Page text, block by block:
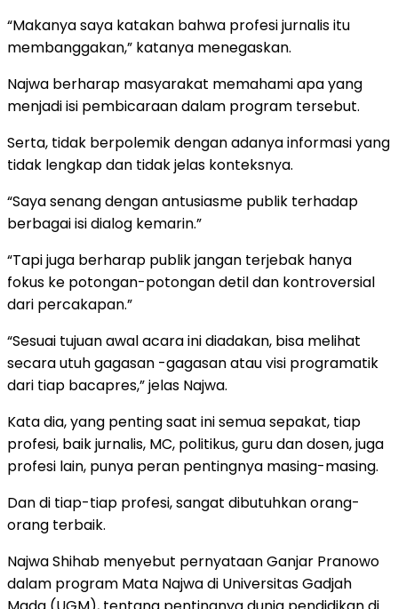
“Makanya saya katakan bahwa profesi jurnalis itu
membanggakan,” katanya menegaskan.
Najwa berharap masyarakat memahami apa yang
menjadi isi pembicaraan dalam program tersebut.
Serta, tidak berpolemik dengan adanya informasi yang
tidak lengkap dan tidak jelas konteksnya.
“Saya senang dengan antusiasme publik terhadap
berbagai isi dialog kemarin.”
“Tapi juga berharap publik jangan terjebak hanya
fokus ke potongan-potongan detil dan kontroversial
dari percakapan.”
“Sesuai tujuan awal acara ini diadakan, bisa melihat
secara utuh gagasan -gagasan atau visi programatik
dari tiap bacapres,” jelas Najwa.
Kata dia, yang penting saat ini semua sepakat, tiap
profesi, baik jurnalis, MC, politikus, guru dan dosen, juga
profesi lain, punya peran pentingnya masing-masing.
Dan di tiap-tiap profesi, sangat dibutuhkan orang-
orang terbaik.
Najwa Shihab menyebut pernyataan Ganjar Pranowo
dalam program Mata Najwa di Universitas Gadjah